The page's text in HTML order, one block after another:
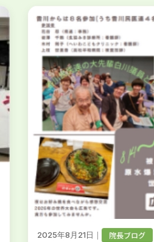
2025年8月21日 ｜ 院長ブログ